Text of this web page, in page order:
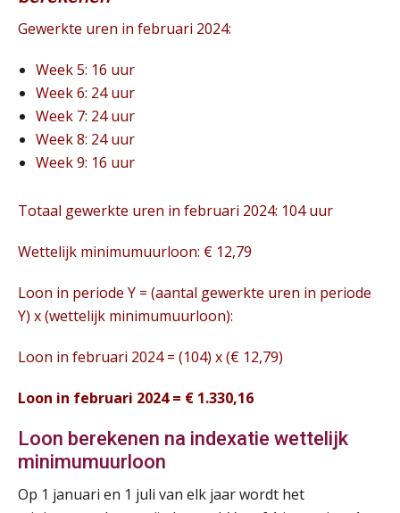
Gewerkte uren in februari 2024:
Week 5: 16 uur
Week 6: 24 uur
Week 7: 24 uur
Week 8: 24 uur
Week 9: 16 uur
Totaal gewerkte uren in februari 2024: 104 uur
Wettelijk minimumuurloon: € 12,79
Loon in periode Y = (aantal gewerkte uren in periode
Y) x (wettelijk minimumuurloon):
Loon in februari 2024 = (104) x (€ 12,79)
Loon in februari 2024 = € 1.330,16
Loon berekenen na indexatie wettelijk
minimumuurloon
Op 1 januari en 1 juli van elk jaar wordt het